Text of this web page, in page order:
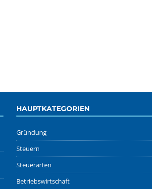
HAUPTKATEGORIEN
Gründung
Steuern
Steuerarten
Betriebswirtschaft